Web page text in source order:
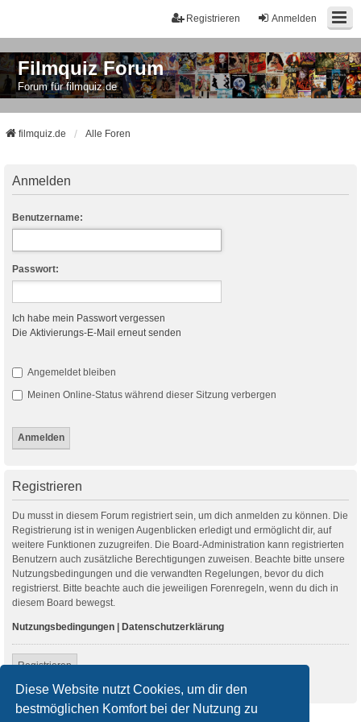
Diese Website nutzt Cookies, um dir den
bestmöglichen Komfort bei der Nutzung zu
Anmelden
Registrieren
Filmquiz Forum
Forum für filmquiz.de
filmquiz.de Alle Foren
Anmelden
Benutzername:
Passwort:
Ich habe mein Passwort vergessen
Die Aktivierungs-E-Mail erneut senden
Angemeldet bleiben
Meinen Online-Status während dieser Sitzung verbergen
Registrieren
Du musst in diesem Forum registriert sein, um dich anmelden zu können. Die
Registrierung ist in wenigen Augenblicken erledigt und ermöglicht dir, auf
weitere Funktionen zuzugreifen. Die Board-Administration kann registrierten
Benutzern auch zusätzliche Berechtigungen zuweisen. Beachte bitte unsere
Nutzungsbedingungen und die verwandten Regelungen, bevor du dich
registrierst. Bitte beachte auch die jeweiligen Forenregeln, wenn du dich in
diesem Board bewegst.
Nutzungsbedingungen | Datenschutzerklärung
Registrieren